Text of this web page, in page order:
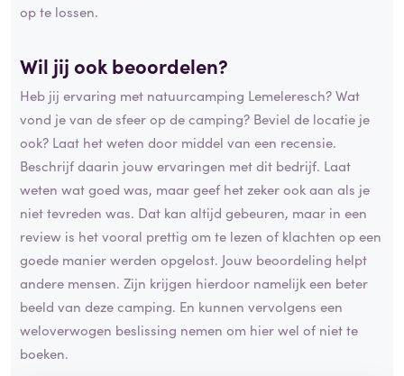
op te lossen.
Wil jij ook beoordelen?
Heb jij ervaring met natuurcamping Lemeleresch? Wat
vond je van de sfeer op de camping? Beviel de locatie je
ook? Laat het weten door middel van een recensie.
Beschrijf daarin jouw ervaringen met dit bedrijf. Laat
weten wat goed was, maar geef het zeker ook aan als je
niet tevreden was. Dat kan altijd gebeuren, maar in een
review is het vooral prettig om te lezen of klachten op een
goede manier werden opgelost. Jouw beoordeling helpt
andere mensen. Zijn krijgen hierdoor namelijk een beter
beeld van deze camping. En kunnen vervolgens een
weloverwogen beslissing nemen om hier wel of niet te
boeken.